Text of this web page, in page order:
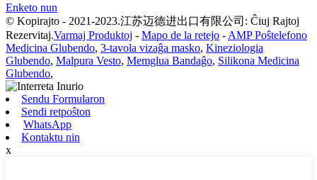
Enketo nun
© Kopirajto - 2021-2023.江苏迈德进出口有限公司: Ĉiuj Rajtoj
Rezervitaj.Varmaj Produktoj - Mapo de la retejo - AMP Poŝtelefono
Medicina Glubendo, 3-tavola vizaĝa masko, Kineziologia
Glubendo, Malpura Vesto, Memglua Bandaĝo, Silikona Medicina
Glubendo,
Sendu Formularon
Sendi retpoŝton
WhatsApp
Kontaktu nin
x